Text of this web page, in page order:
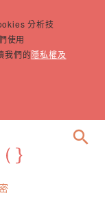
分析技
使用
我們的隱私權及
search